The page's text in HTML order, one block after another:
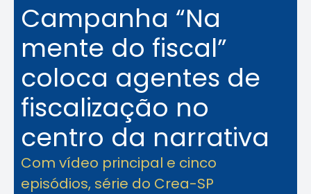
Campanha “Na
mente do fiscal”
coloca agentes de
fiscalização no
centro da narrativa
Com vídeo principal e cinco
episódios, série do Crea-SP